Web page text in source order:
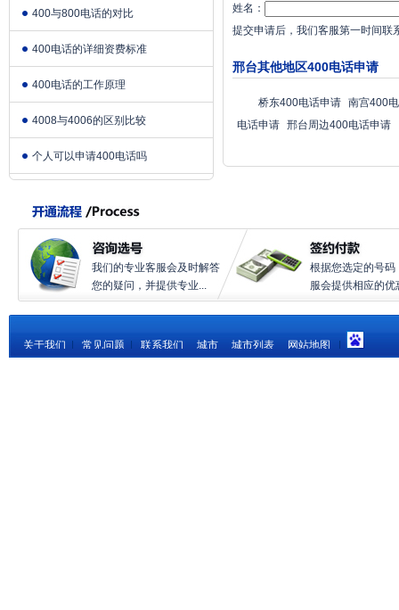
400与800电话的对比
400电话的详细资费标准
400电话的工作原理
4008与4006的区别比较
个人可以申请400电话吗
姓名：
提交申请后，我们客服第一时间联
邢台其他地区400电话申请
桥东400电话申请 南宫400
电话申请 邢台周边400电话申请
我们的专业客服会及时解答
您的疑问，并提供专业...
根据您选定的号码
服会提供相应的优
关于我们 常见问题 联系我们 城市 城市列表 网站地图